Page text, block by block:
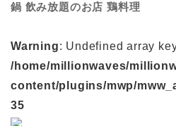
鍋 飲み放題のお店 鶏料理
Warning: Undefined array
/home/millionwaves/
content/plugins/mwp/
35